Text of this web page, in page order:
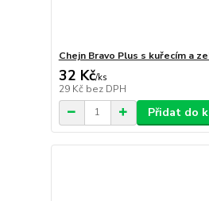
Chejn Bravo Plus s kuřecím a
32 Kč/ks
29 Kč bez DPH
Přidat do